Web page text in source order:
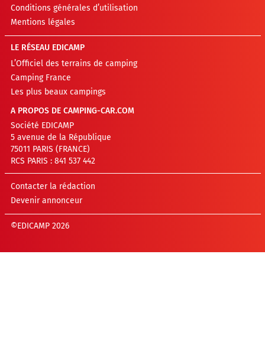
Conditions générales d’utilisation
Mentions légales
LE RÉSEAU EDICAMP
L’Officiel des terrains de camping
Camping France
Les plus beaux campings
A PROPOS DE CAMPING-CAR.COM
Société EDICAMP
5 avenue de la République
75011 PARIS (FRANCE)
RCS PARIS : 841 537 442
Contacter la rédaction
Devenir annonceur
©EDICAMP 2026